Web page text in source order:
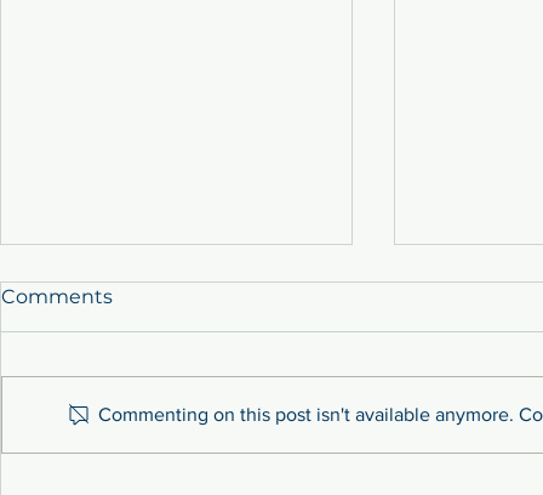
Comments
Commenting on this post isn't available anymore.